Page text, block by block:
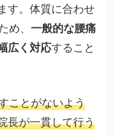
す。体質に合わせ
め、一般的な腰痛
広く対応すること
ことがないよう
長が一貫して行う